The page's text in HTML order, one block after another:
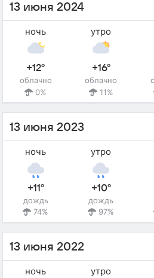
13 июня 2024
ночь
+12°
облачно
0%
утро
+16°
облачно
11%
13 июня 2023
ночь
+11°
дождь
74%
утро
+10°
дождь
97%
13 июня 2022
ночь утро